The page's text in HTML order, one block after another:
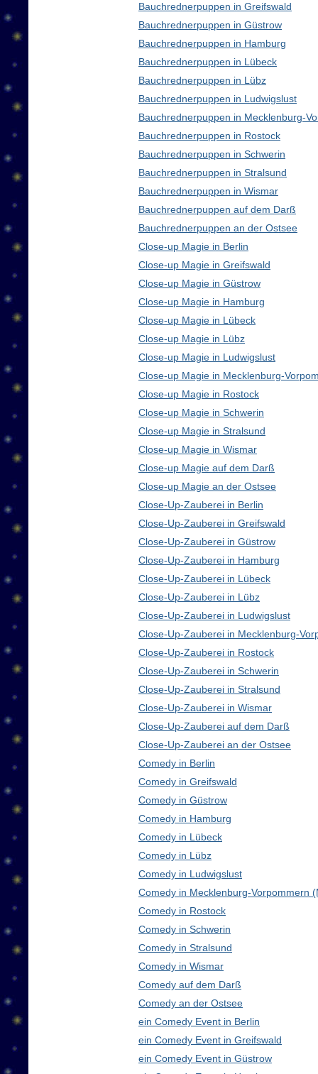
Bauchrednerpuppen in Greifswald
Bauchrednerpuppen in Güstrow
Bauchrednerpuppen in Hamburg
Bauchrednerpuppen in Lübeck
Bauchrednerpuppen in Lübz
Bauchrednerpuppen in Ludwigslust
Bauchrednerpuppen in Mecklenburg-
Bauchrednerpuppen in Rostock
Bauchrednerpuppen in Schwerin
Bauchrednerpuppen in Stralsund
Bauchrednerpuppen in Wismar
Bauchrednerpuppen auf dem Darß
Bauchrednerpuppen an der Ostsee
Close-up Magie in Berlin
Close-up Magie in Greifswald
Close-up Magie in Güstrow
Close-up Magie in Hamburg
Close-up Magie in Lübeck
Close-up Magie in Lübz
Close-up Magie in Ludwigslust
Close-up Magie in Mecklenburg-
Close-up Magie in Rostock
Close-up Magie in Schwerin
Close-up Magie in Stralsund
Close-up Magie in Wismar
Close-up Magie auf dem Darß
Close-up Magie an der Ostsee
Close-Up-Zauberei in Berlin
Close-Up-Zauberei in Greifswald
Close-Up-Zauberei in Güstrow
Close-Up-Zauberei in Hamburg
Close-Up-Zauberei in Lübeck
Close-Up-Zauberei in Lübz
Close-Up-Zauberei in Ludwigslust
Close-Up-Zauberei in Mecklenburg-
Close-Up-Zauberei in Rostock
Close-Up-Zauberei in Schwerin
Close-Up-Zauberei in Stralsund
Close-Up-Zauberei in Wismar
Close-Up-Zauberei auf dem Darß
Close-Up-Zauberei an der Ostsee
Comedy in Berlin
Comedy in Greifswald
Comedy in Güstrow
Comedy in Hamburg
Comedy in Lübeck
Comedy in Lübz
Comedy in Ludwigslust
Comedy in Mecklenburg-Vorpommern
Comedy in Rostock
Comedy in Schwerin
Comedy in Stralsund
Comedy in Wismar
Comedy auf dem Darß
Comedy an der Ostsee
ein Comedy Event in Berlin
ein Comedy Event in Greifswald
ein Comedy Event in Güstrow